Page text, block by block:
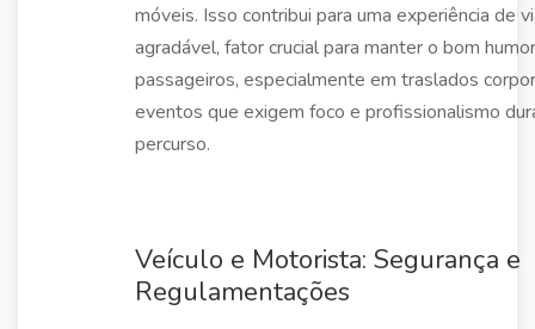
móveis. Isso contribui para uma experiência de
agradável, fator crucial para manter o bom
passageiros, especialmente em traslados
eventos que exigem foco e profissionalismo
percurso.
Veículo e Motorista: Segurança e
Regulamentações